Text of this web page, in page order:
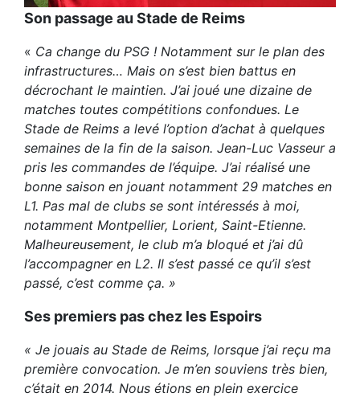
Son passage au Stade de Reims
« Ca change du PSG ! Notamment sur le plan des
infrastructures… Mais on s’est bien battus en
décrochant le maintien. J’ai joué une dizaine de
matches toutes compétitions confondues. Le
Stade de Reims a levé l’option d’achat à quelques
semaines de la fin de la saison. Jean-Luc Vasseur a
pris les commandes de l’équipe. J’ai réalisé une
bonne saison en jouant notamment 29 matches en
L1. Pas mal de clubs se sont intéressés à moi,
notamment Montpellier, Lorient, Saint-Etienne.
Malheureusement, le club m’a bloqué et j’ai dû
l’accompagner en L2. Il s’est passé ce qu’il s’est
passé, c’est comme ça. »
Ses premiers pas chez les Espoirs
« Je jouais au Stade de Reims, lorsque j’ai reçu ma
première convocation. Je m’en souviens très bien,
c’était en 2014. Nous étions en plein exercice